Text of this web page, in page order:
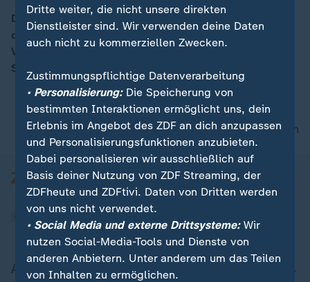
00:14
Das Bundesverfassungsgericht hat nun entschieden,
dass es für diese sogenannte Triage gesetzliche
Vorgaben geben muss. Dazu ZDF-Korrespondentin
Sarah Tacke.
nach oben
Aktuell bei ZDFheute
Dritte weiter, die nicht unsere direkten
Dienstleister sind. Wir verwenden deine Daten
auch nicht zu kommerziellen Zwecken.
Zustimmungspflichtige Datenverarbeitung
• Personalisierung:Die Speicherung von
bestimmten Interaktionen ermöglicht uns, dein
Erlebnis im Angebot des ZDF an dich anzupassen
und Personalisierungsfunktionen anzubieten.
Dabei personalisieren wir ausschließlich auf
Basis deiner Nutzung von ZDF Streaming, der
ZDFheute und ZDFtivi. Daten von Dritten werden
von uns nicht verwendet.
• Social Media und externe Drittsysteme:Wir
nutzen Social-Media-Tools und Dienste von
anderen Anbietern. Unter anderem um das Teilen
von Inhalten zu ermöglichen.